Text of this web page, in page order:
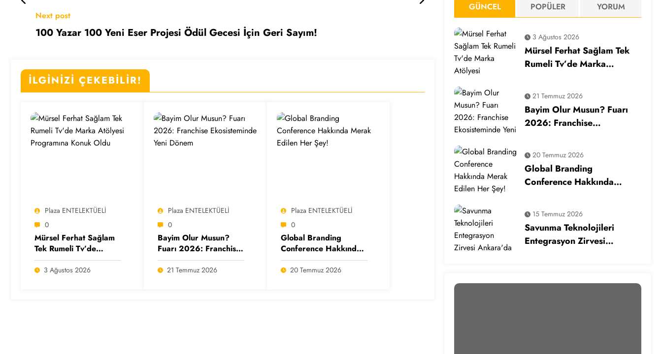
Next post
100 Yazar 100 Yeni Eser Projesi Ödül Gecesi İçin Geri Sayım!
İLGİNİZİ ÇEKEBİLİR!
Plaza ENTELEKTÜELİ
0
Mürsel Ferhat Sağlam
Tek Rumeli Tv’de
Marka Atölyesi
Programına Konuk
3 Ağustos 2026
Plaza ENTELEKTÜELİ
0
Bayim Olur Musun?
Fuarı 2026: Franchise
Ekosisteminde Yeni
Dönem
21 Temmuz 2026
Plaza ENTELEKTÜELİ
0
Global Branding
Conference Hakkında
Merak Edilen Her Şey!
20 Temmuz 2026
GÜNCEL POPÜLER YORUM
3 Ağustos 2026
Mürsel Ferhat Sağlam Tek
Rumeli Tv’de Marka
Oldu
21 Temmuz 2026
Bayim Olur Musun? Fuarı
2026: Franchise
20 Temmuz 2026
Global Branding
Conference Hakkında
15 Temmuz 2026
Savunma Teknolojileri
Entegrasyon Zirvesi